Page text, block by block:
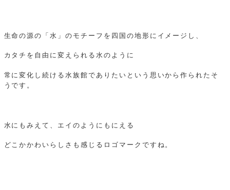
生命の源の「水」のモチーフを四国の地形にイメージし、
カタチを自由に変えられる水のように
常に変化し続ける水族館でありたいという思いから作られたそ
うです。
水にもみえて、エイのようにもにえる
どこかかわいらしさも感じるロゴマークですね。